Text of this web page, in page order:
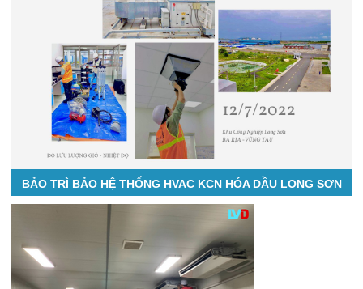
BẢO TRÌ BẢO HỆ THỐNG HVAC KCN HÓA DẦU LONG SƠN